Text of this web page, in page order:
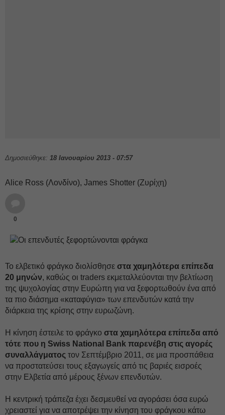
Δημοσιεύθηκε: 18 Ιανουαρίου 2013 - 07:57
Alice Ross (Λονδίνο), James Shotter (Ζυρίχη)
0
Το ελβετικό φράγκο διολίσθησε στα χαμηλότερα επίπεδα
20 μηνών, καθώς οι traders εκμεταλλεύονται την βελτίωση
της ψυχολογίας στην Ευρώπη για να ξεφορτωθούν ένα από
τα πιο διάσημα «καταφύγια» των επενδυτών κατά την
διάρκεια της κρίσης στην ευρωζώνη.
Η κίνηση έστειλε το φράγκο στα χαμηλότερα επίπεδα από
τότε που η Swiss National Bank παρενέβη στις αγορές
συναλλάγματος τον Σεπτέμβριο 2011, σε μια προσπάθεια
να προστατεύσει τους εξαγωγείς από τις βαριές εισροές
στην Ελβετία από μέρους ξένων επενδυτών.
Η κεντρική τράπεζα έχει δεσμευθεί να αγοράσει όσα ευρώ
χρειαστεί για να αποτρέψει την κίνηση του φράγκου κάτω